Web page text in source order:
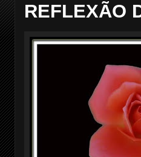
REFLEXÃO